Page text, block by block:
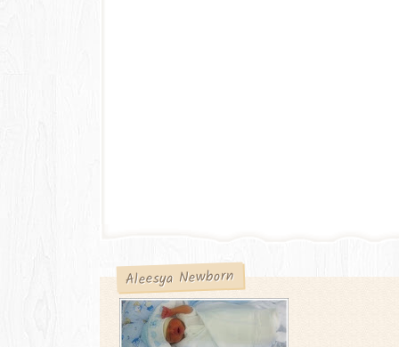
Aleesya Newborn